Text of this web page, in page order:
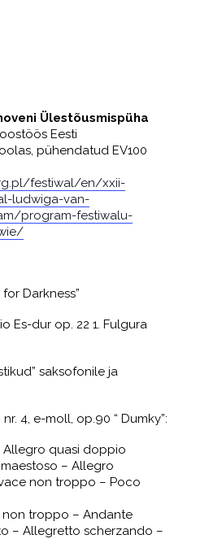
Ülestõusmispüha
Eesti
pühendatud EV100
festiwal/en/xxii-
ludwiga-van-
program-festiwalu-
Darkness”
Es-dur op. 22 1. Fulgura
saksofonile ja
4, e-moll, op.90 “ Dumky”:
Allegro quasi doppio
– Allegro
non troppo – Poco
non troppo – Andante
– Allegretto scherzando –